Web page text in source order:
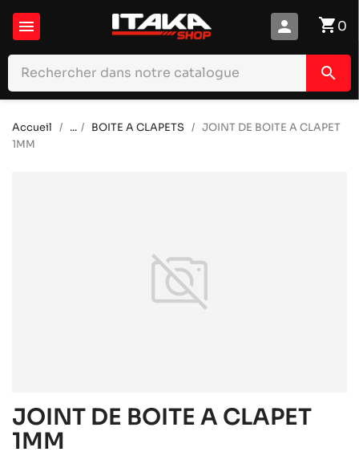
 shopping_cart0
person
search
Accueil ... BOITE A CLAPETS
JOINT DE BOITE A CLAPET
1MM
JOINT DE BOITE A CLAPET
1MM